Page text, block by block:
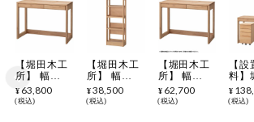
【堀田木工
所】 幅
100cm カル
ロ デスク
¥ 63,800
税込
【堀田木工
所】 幅
45cm カル
ロ 45ラック
¥38,500
税込
【堀田木工
所】 幅
90cm カル
ロ デスク
¥ 62,700
税込
【
料】
工所
¥
税込